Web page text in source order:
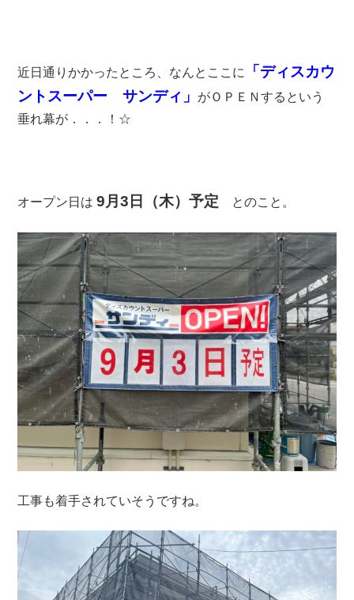
近日通りかかったところ、なんとここに
「ディスカウ
ントスーパー サンディ」
がＯＰＥＮするという
垂れ幕が．．．！☆
オープン日は9月3日（木）予定 とのこと。
工事も着手されていそうですね。